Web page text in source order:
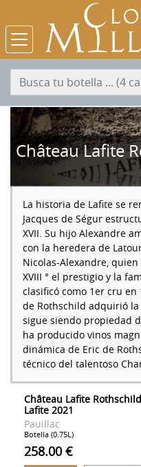
Château Lafite
La historia de Lafite se
Jacques de Ségur
XVII. Su hijo Alexandre
con la heredera de
Nicolas-Alexandre,
XVIII ° el prestigio y la
clasificó como 1er cru en
de Rothschild adquirió
sigue siendo propiedad
ha producido vinos
dinámica de Eric de
técnico del talentoso
Château Lafite
Lafite 2021
Pauillac
Botella (0.75L)
258.00 €